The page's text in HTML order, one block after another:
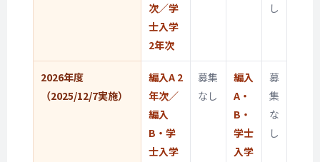
次／学
士入学
2年次
し
2026年度
（2025/12/7実施）
編入A 2
年次／
編入
B・学
士入学
募集
なし
編入
A・
B・
学士
入学
募
集
な
し